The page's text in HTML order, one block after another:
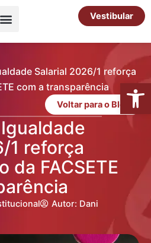
Vestibular
Salarial 2026/1 reforça
com a transparência
Voltar para o Blog
1 reforça
da FACSETE
Autor: Dani
Abrir